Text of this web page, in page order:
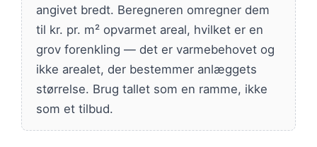
angivet bredt. Beregneren omregner dem
til kr. pr. m² opvarmet areal, hvilket er en
grov forenkling — det er varmebehovet og
ikke arealet, der bestemmer anlæggets
størrelse. Brug tallet som en ramme, ikke
som et tilbud.